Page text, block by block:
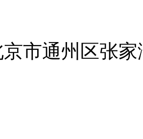
市通州区张